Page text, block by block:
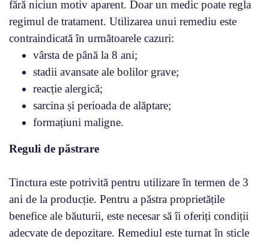
fără niciun motiv aparent. Doar un medic poate regla
regimul de tratament. Utilizarea unui remediu este
contraindicată în următoarele cazuri:
vârsta de până la 8 ani;
stadii avansate ale bolilor grave;
reacție alergică;
sarcina și perioada de alăptare;
formațiuni maligne.
Reguli de păstrare
Tinctura este potrivită pentru utilizare în termen de 3
ani de la producție. Pentru a păstra proprietățile
benefice ale băuturii, este necesar să îi oferiți condiții
adecvate de depozitare. Remediul este turnat în sticle